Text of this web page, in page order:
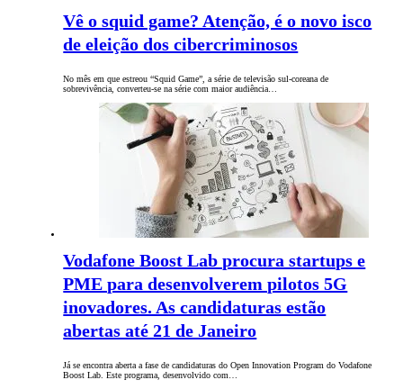
Vê o squid game? Atenção, é o novo isco
de eleição dos cibercriminosos
No mês em que estreou “Squid Game”, a série de televisão sul-coreana de
sobrevivência, converteu-se na série com maior audiência…
Vodafone Boost Lab procura startups e
PME para desenvolverem pilotos 5G
inovadores. As candidaturas estão
abertas até 21 de Janeiro
Já se encontra aberta a fase de candidaturas do Open Innovation Program do Vodafone
Boost Lab. Este programa, desenvolvido com…